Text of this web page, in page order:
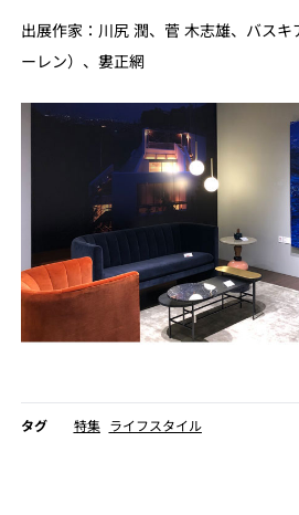
出展作家：川尻 潤、菅 木志雄、バスキ
ーレン）、婁正網
タグ 特集 ライフスタイル